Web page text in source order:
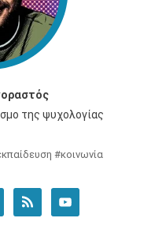
της ψυχολογίας
#κοινωνία